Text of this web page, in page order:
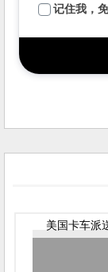
记住我，
美国卡车派